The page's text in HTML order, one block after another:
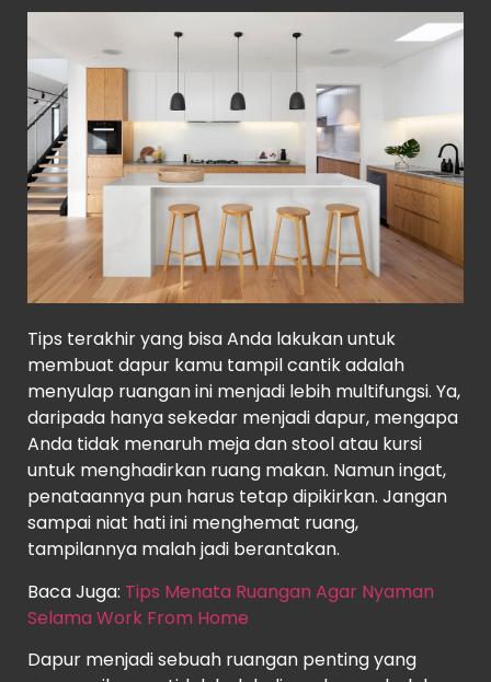
Tips terakhir yang bisa Anda lakukan untuk
membuat dapur kamu tampil cantik adalah
menyulap ruangan ini menjadi lebih multifungsi. Ya,
daripada hanya sekedar menjadi dapur, mengapa
Anda tidak menaruh meja dan stool atau kursi
untuk menghadirkan ruang makan. Namun ingat,
penataannya pun harus tetap dipikirkan. Jangan
sampai niat hati ini menghemat ruang,
tampilannya malah jadi berantakan.
Baca Juga: Tips Menata Ruangan Agar Nyaman
Selama Work From Home
Dapur menjadi sebuah ruangan penting yang